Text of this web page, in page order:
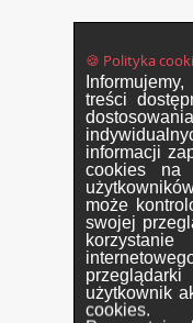
🍪 Polityka
treści
informacji
cookies na
może
swojej
użytkownik
cookies.